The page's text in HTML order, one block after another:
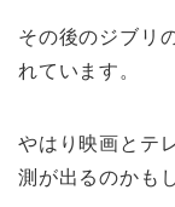
その後のジブリ
れています。
やはり映画とテ
測が出るのかも